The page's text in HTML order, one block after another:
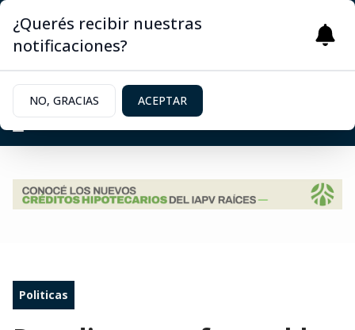
Politicas
¿Querés recibir nuestras
notificaciones?
NO, GRACIAS ACEPTAR